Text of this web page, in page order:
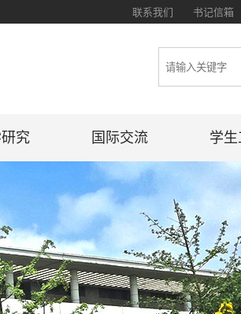
书记信箱
联系我们
究 国际交流 学